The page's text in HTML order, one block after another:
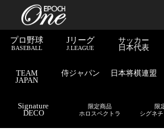
プロ野球
BASEBALL
Jリーグ
J.LEAGUE
サッカー
日本代表
TEAM
JAPAN
侍ジャパン 日本将棋連盟
Signature
DECO
限定商品
ホロスペクトラ
限
シグネ